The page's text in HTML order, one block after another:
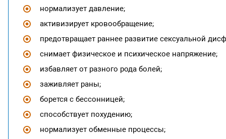
нормализует давление;
активизирует кровообращение;
предотвращает раннее развитие сексуальной
снимает физическое и психическое напряжение;
избавляет от разного рода болей;
заживляет раны;
борется с бессонницей;
способствует похудению;
нормализует обменные процессы;